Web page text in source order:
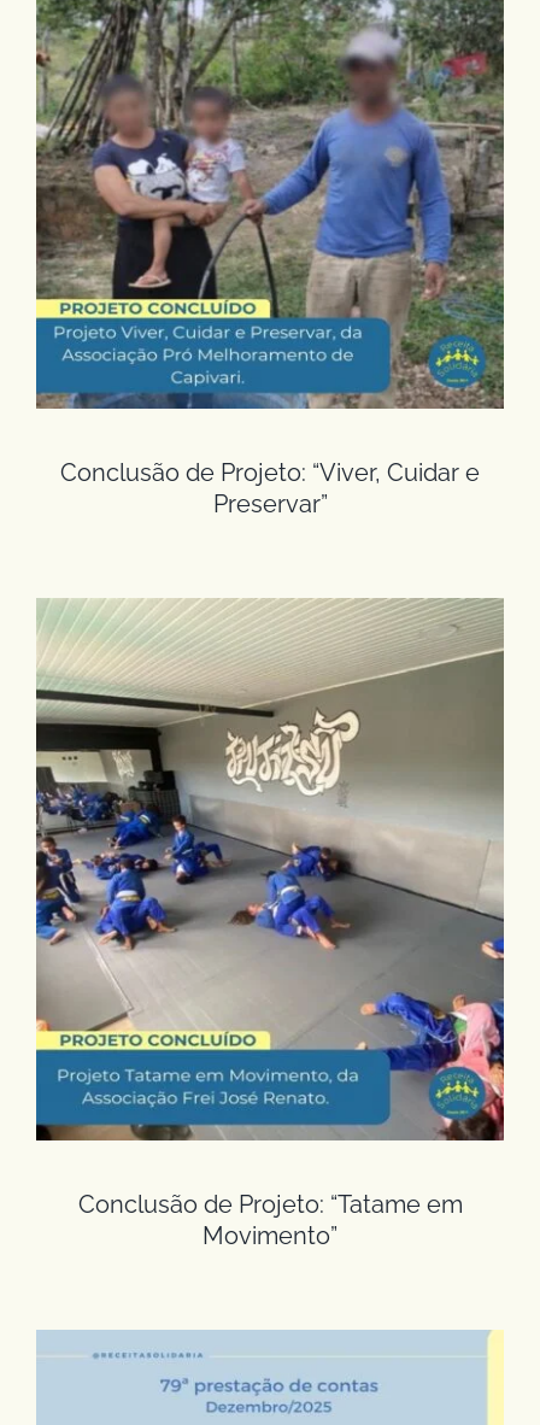
Conclusão de Projeto: “Viver, Cuidar e
Preservar”
Conclusão de Projeto: “Viver, Cuidar e
Preservar”
Conclusão de Projeto: “Tatame em
Movimento”
Conclusão de Projeto: “Tatame em
Movimento”